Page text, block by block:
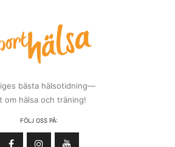
bästa hälsotidning—
om hälsa och träning!
FÖLJ OSS PÅ: